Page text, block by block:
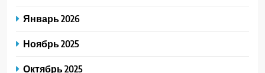
Январь 2026
Ноябрь 2025
Октябрь 2025